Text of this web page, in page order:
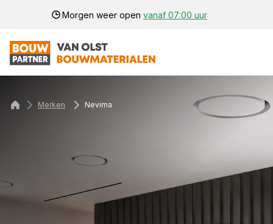
Morgen weer open vanaf 07:00 uur
Merken Nevima